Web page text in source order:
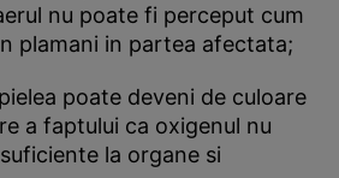
nu poate fi perceput cum
plamani in partea afectata;
poate deveni de culoare
a faptului ca oxigenul nu
la organe si